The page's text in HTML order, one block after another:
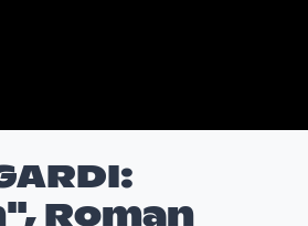
Roman